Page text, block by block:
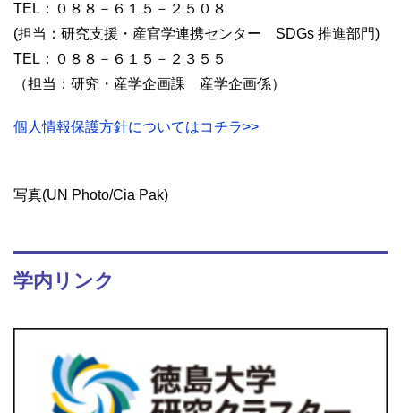
TEL：０８８－６１５－２５０８
(担当：研究支援・産官学連携センター SDGs 推進部門)
TEL：０８８－６１５－２３５５
（担当：研究・産学企画課 産学企画係）
個人情報保護方針についてはコチラ>>
写真(UN Photo/Cia Pak)
学内リンク